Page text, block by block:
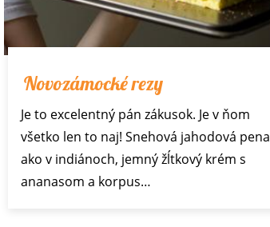
Novozámocké rezy
Je to excelentný pán zákusok. Je v ňom
všetko len to naj! Snehová jahodová pena
ako v indiánoch, jemný žĺtkový krém s
ananasom a korpus…